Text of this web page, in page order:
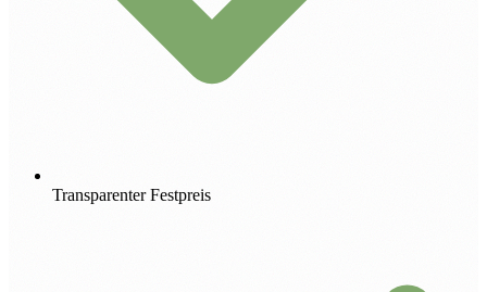
Transparenter Festpreis